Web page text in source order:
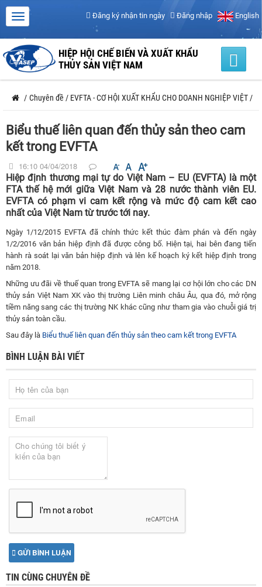
Đăng ký nhận tin ngày Đăng nhập English
HIỆP HỘI CHẾ BIẾN VÀ XUẤT KHẨU
THỦY SẢN VIỆT NAM
/ Chuyên đề / EVFTA - CƠ HỘI XUẤT KHẨU CHO DOANH NGHIỆP VIỆT /
Biểu thuế liên quan đến thủy sản theo cam
kết trong EVFTA
16:10 04/04/2018
Hiệp định thương mại tự do Việt Nam – EU (EVFTA) là một
FTA thế hệ mới giữa Việt Nam và 28 nước thành viên EU.
EVFTA có phạm vi cam kết rộng và mức độ cam kết cao
nhất của Việt Nam từ trước tới nay.
Ngày 1/12/2015 EVFTA đã chính thức kết thúc đàm phán và đến ngày
1/2/2016 văn bản hiệp định đã được công bố. Hiện tại, hai bên đang tiến
hành rà soát lại văn bản hiệp định và lên kế hoạch ký kết hiệp định trong
năm 2018.
Những ưu đãi về thuế quan trong EVFTA sẽ mang lại cơ hội lớn cho các DN
thủy sản Việt Nam XK vào thị trường Liên minh châu Âu, qua đó, mở rộng
tiềm năng sang các thị trường NK khác cũng như tham gia vào chuỗi giá trị
thủy sản toàn cầu.
Sau đây là Biểu thuế liên quan đến thủy sản theo cam kết trong EVFTA
BÌNH LUẬN BÀI VIẾT
GỬI BÌNH LUẬN
TIN CÙNG CHUYÊN ĐỀ